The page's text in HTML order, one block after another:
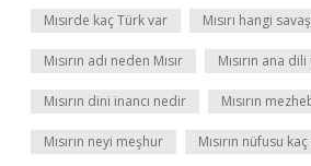
Mısırde kaç Türk var Mısırı hangi
Mısırın adı neden Mısır Mısırın ana
Mısırın dini inancı nedir Mısırın
Mısırın neyi meşhur Mısırın nüfusu